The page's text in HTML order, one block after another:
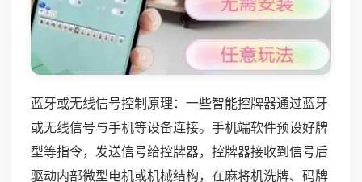
蓝牙或无线信号控制原理：一些智能控牌器通过蓝牙
或无线信号与手机等设备连接。手机端软件预设好牌
型等指令，发送信号给控牌器，控牌器接收到信号后
驱动内部微型电机或机械结构，在麻将机洗牌、码牌